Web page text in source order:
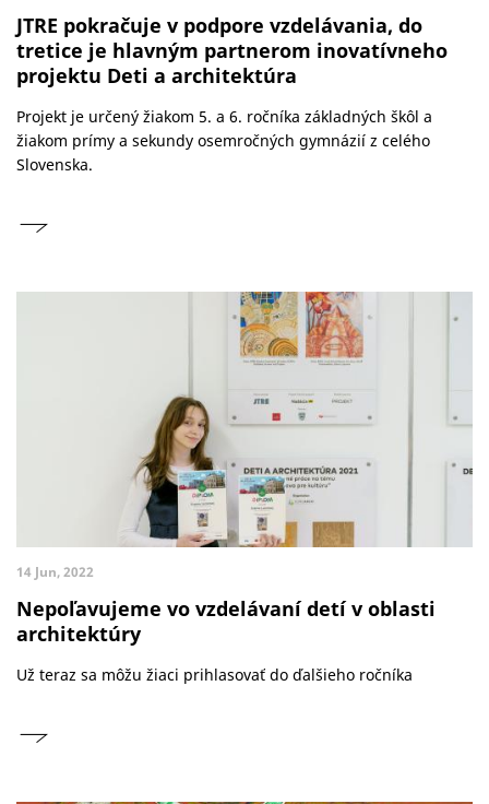
JTRE pokračuje v podpore vzdelávania, do
tretice je hlavným partnerom inovatívneho
projektu Deti a architektúra
Projekt je určený žiakom 5. a 6. ročníka základných škôl a
žiakom prímy a sekundy osemročných gymnázií z celého
Slovenska.
14 Jun, 2022
Nepoľavujeme vo vzdelávaní detí v oblasti
architektúry
Už teraz sa môžu žiaci prihlasovať do ďalšieho ročníka